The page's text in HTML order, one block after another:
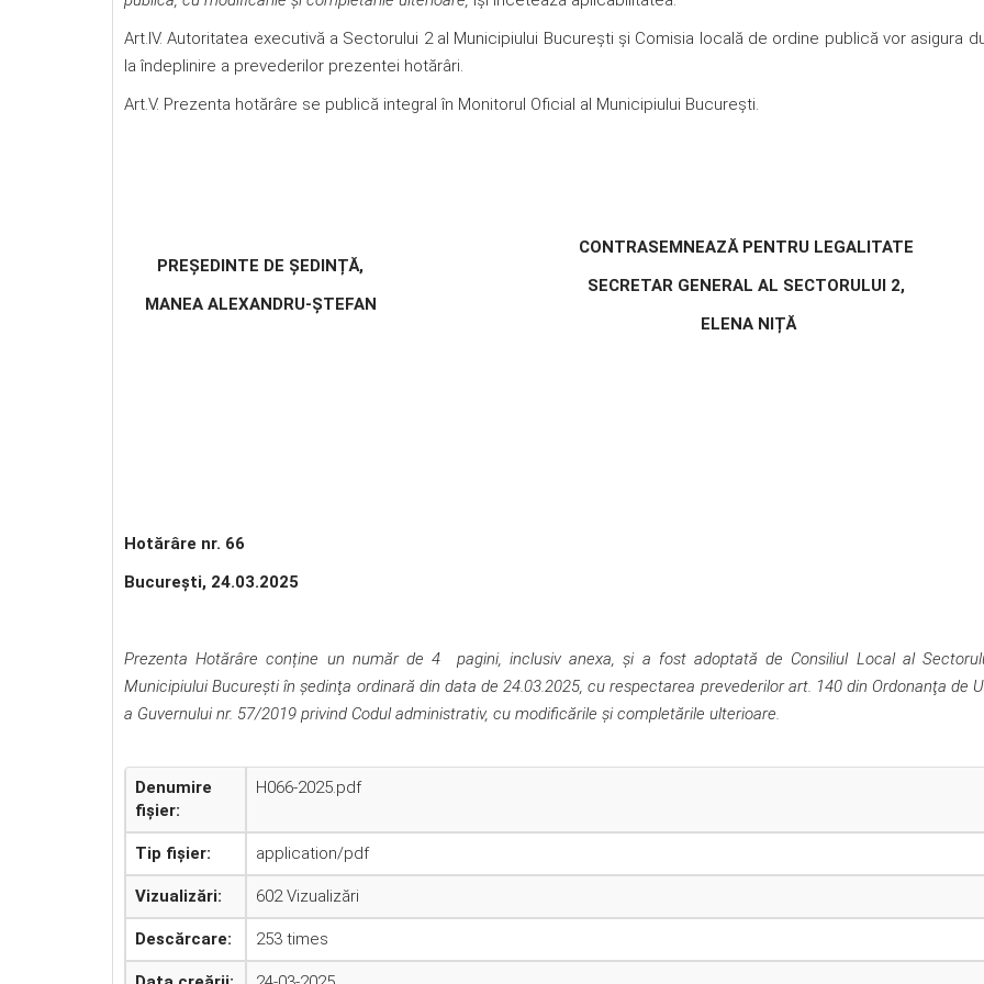
Art.IV. Autoritatea executivă a Sectorului 2 al Municipiului Bucureşti şi Comisia locală de ordine publică vor asigura
la îndeplinire a prevederilor prezentei hotărâri.
Art.V. Prezenta hotărâre se publică integral în Monitorul Oficial al Municipiului Bucureşti.
PREȘEDINTE DE ȘEDINȚĂ,
MANEA ALEXANDRU-ȘTEFAN
CONTRASEMNEAZĂ PENTRU LEGALITATE
SECRETAR GENERAL AL SECTORULUI 2,
ELENA NIȚĂ
Hotărâre nr. 66
Bucureşti, 24.03.2025
Prezenta Hotărâre conține un număr de 4 pagini, inclusiv anexa, şi a fost adoptată de Consiliul Local al
Municipiului Bucureşti în şedinţa ordinară din data de 24.03.2025, cu respectarea prevederilor art. 140 din Ordonanţa de
a Guvernului nr. 57/2019 privind Codul administrativ, cu modificările şi completările ulterioare.
Denumire
fișier:
H066-2025.pdf
Tip fișier: application/pdf
Vizualizări: 602 Vizualizări
Descărcare: 253 times